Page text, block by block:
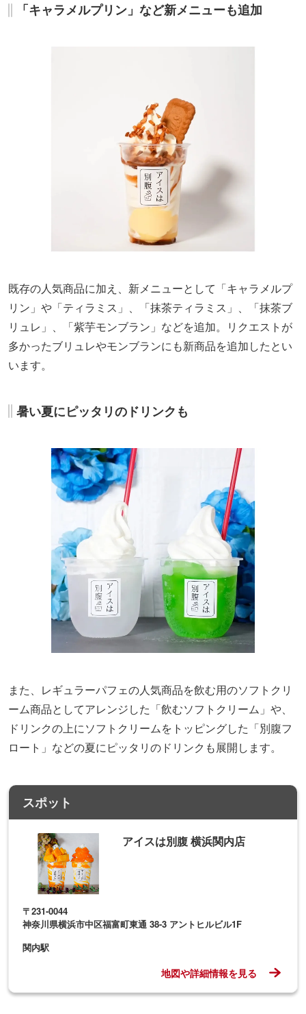
「キャラメルプリン」など新メニューも追加
既存の人気商品に加え、新メニューとして「キャラメルプ
リン」や「ティラミス」、「抹茶ティラミス」、「抹茶ブ
リュレ」、「紫芋モンブラン」などを追加。リクエストが
多かったブリュレやモンブランにも新商品を追加したとい
います。
暑い夏にピッタリのドリンクも
また、レギュラーパフェの人気商品を飲む用のソフトクリ
ーム商品としてアレンジした「飲むソフトクリーム」や、
ドリンクの上にソフトクリームをトッピングした「別腹フ
ロート」などの夏にピッタリのドリンクも展開します。
スポット
アイスは別腹 横浜関内店
〒231-0044
神奈川県横浜市中区福富町東通 38-3 アントヒルビル1F
関内駅
地図や詳細情報を見る